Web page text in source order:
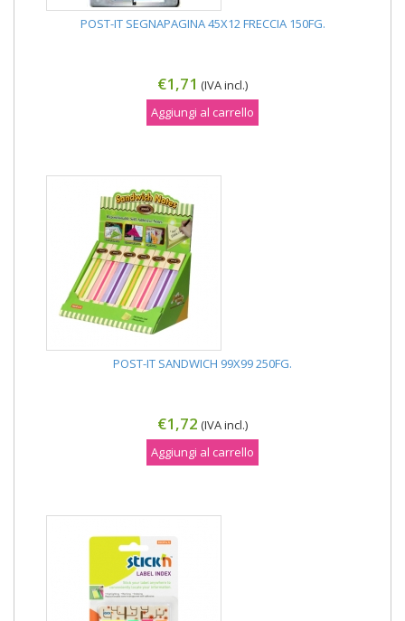
POST-IT SEGNAPAGINA 45X12 FRECCIA 150FG.
€1,71 (IVA incl.)
Aggiungi al carrello
POST-IT SANDWICH 99X99 250FG.
€1,72 (IVA incl.)
Aggiungi al carrello